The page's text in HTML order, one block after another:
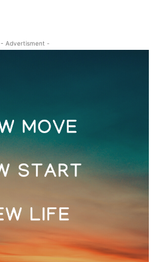
- Advertisment -